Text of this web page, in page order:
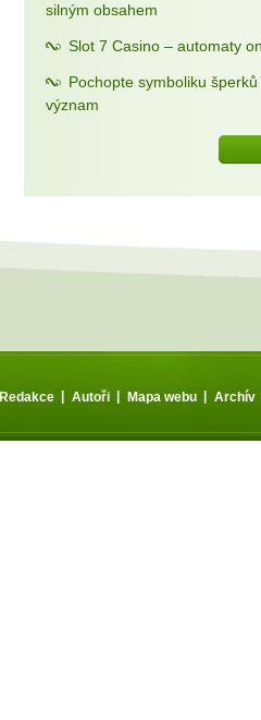
silným obsahem
Slot 7 Casino – automaty
Pochopte symboliku
význam
Redakce Autoři Mapa webu Archív